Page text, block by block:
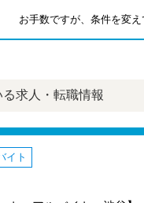
お手数ですが、条件を変え
求人・転職情報
イト